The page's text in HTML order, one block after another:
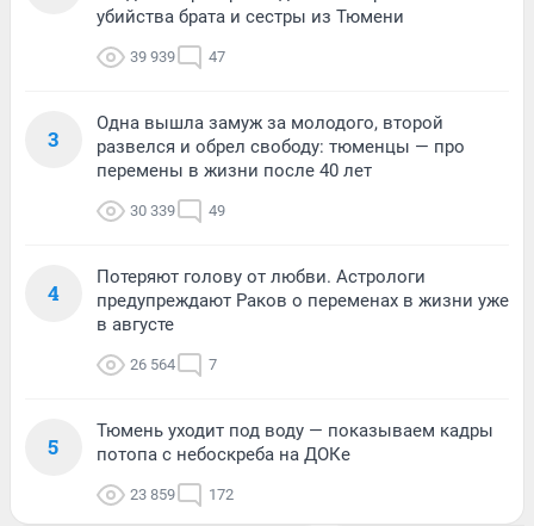
убийства брата и сестры из Тюмени
39 939 47
3
Одна вышла замуж за молодого, второй
развелся и обрел свободу: тюменцы — про
перемены в жизни после 40 лет
30 339 49
4
Потеряют голову от любви. Астрологи
предупреждают Раков о переменах в жизни уже
в августе
26 564 7
5
Тюмень уходит под воду — показываем кадры
потопа с небоскреба на ДОКе
23 859 172